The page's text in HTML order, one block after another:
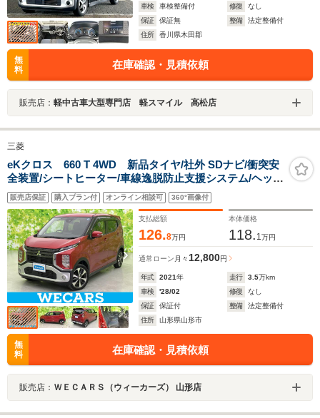
車検
車検整備付 修復
なし
保証
保証無 整備
法定整備付
住所
香川県木田郡
無
料
在庫確認・見積依頼
販売店： 軽中古車大型専門店 軽スマイル 高松店
三菱
eKクロス 660 T 4WD 新品タイヤ/社外 SDナビ/衝突安
全装置/シートヒーター/車線逸脱防止支援システム/ヘッド
ランプ LED/ETC/EBD付ABS/横滑り防止装置/アイドリン
グストップ/バックモニター
販売店保証 購入プラン付 オンライン相談可 360°画像付
支払総額
126.8万円
本体価格
118. 1 万円
通常ローン 月々 12,800円
年式 2021年 走行 3.5万km
車検
'28/02 修復
なし
保証
保証付 整備
法定整備付
住所
山形県山形市
無
料
在庫確認・見積依頼
販売店： ＷＥＣＡＲＳ（ウィーカーズ） 山形店